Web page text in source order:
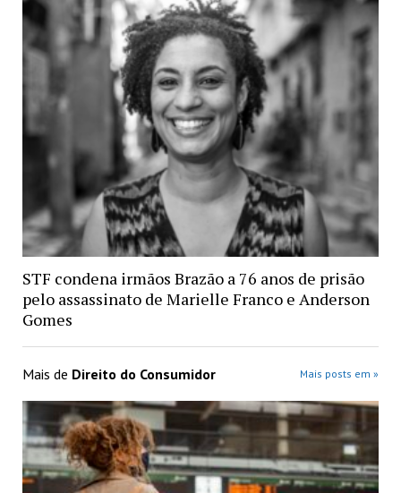
STF condena irmãos Brazão a 76 anos de prisão
pelo assassinato de Marielle Franco e Anderson
Gomes
Mais de Direito do Consumidor Mais posts em »